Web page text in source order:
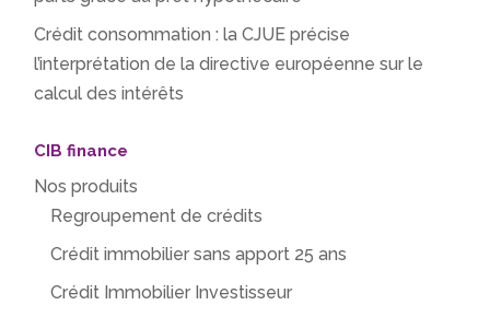
Crédit consommation : la CJUE précise
l’interprétation de la directive européenne sur le
calcul des intérêts
CIB finance
Nos produits
Regroupement de crédits
Crédit immobilier sans apport 25 ans
Crédit Immobilier Investisseur